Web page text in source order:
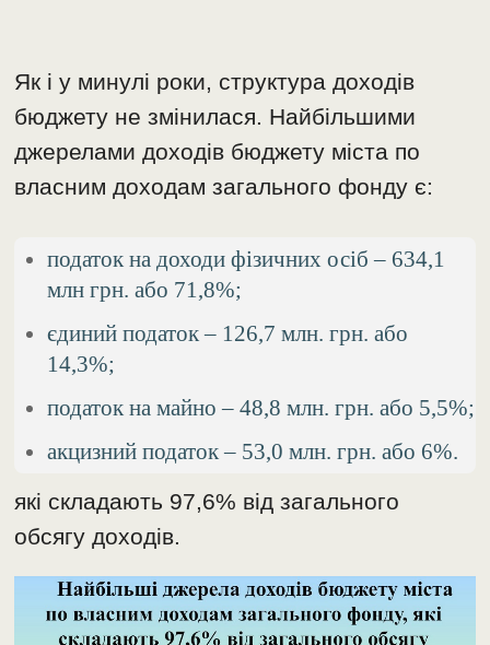
Як і у минулі роки, структура доходів
бюджету не змінилася. Найбільшими
джерелами доходів бюджету міста по
власним доходам загального фонду є:
податок на доходи фізичних осіб – 634,1
млн грн. або 71,8%;
єдиний податок – 126,7 млн. грн. або
14,3%;
податок на майно – 48,8 млн. грн. або 5,5%;
акцизний податок – 53,0 млн. грн. або 6%.
які складають 97,6% від загального
обсягу доходів.